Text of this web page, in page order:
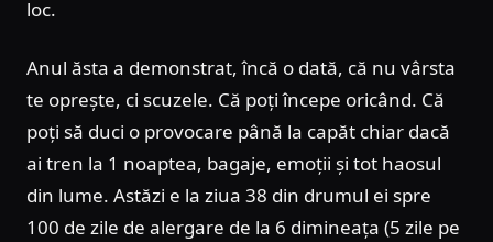
loc.
Anul ăsta a demonstrat, încă o dată, că nu vârsta
te oprește, ci scuzele. Că poți începe oricând. Că
poți să duci o provocare până la capăt chiar dacă
ai tren la 1 noaptea, bagaje, emoții și tot haosul
din lume. Astăzi e la ziua 38 din drumul ei spre
100 de zile de alergare de la 6 dimineața (5 zile pe